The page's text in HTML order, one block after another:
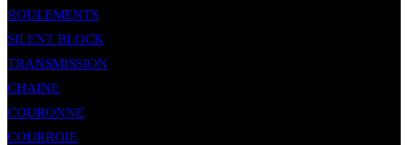
ROULEMENTS
SILENT BLOCK
TRANSMISSION
CHAINE
COURONNE
COURROIE